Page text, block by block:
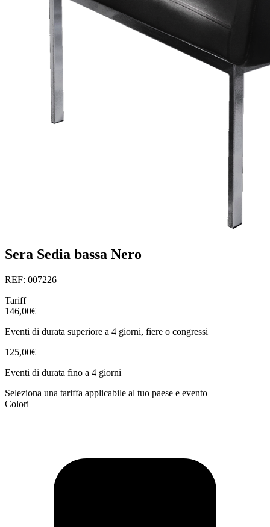
Sera Sedia bassa Nero
REF: 007226
Tariff
146,00€
Eventi di durata superiore a 4 giorni, fiere o congressi
125,00€
Eventi di durata fino a 4 giorni
Seleziona una tariffa applicabile al tuo paese e evento
Colori